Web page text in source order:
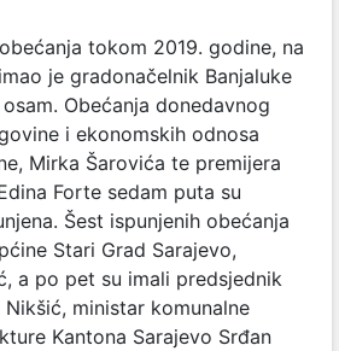
tokom 2019. godine, na
je gradonačelnik Banjaluke
Obećanja donedavnog
i ekonomskih odnosa
Mirka Šarovića te premijera
Forte sedam puta su
Šest ispunjenih obećanja
Stari Grad Sarajevo,
a po pet su imali predsjednik
Nikšić, ministar komunalne
Kantona Sarajevo Srđan